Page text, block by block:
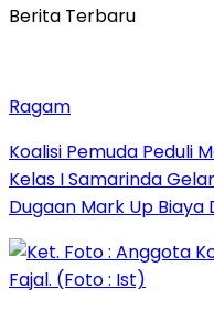
Berita Terbaru
Ragam
Koalisi Pemuda Peduli
Kelas I Samarinda
Dugaan Mark Up Biaya